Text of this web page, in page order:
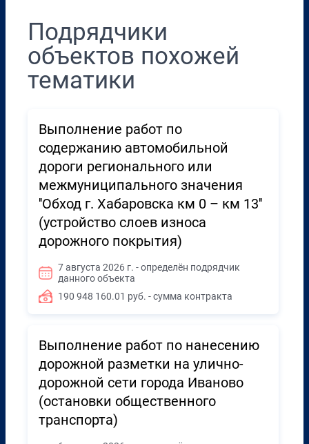
Подрядчики
объектов похожей
тематики
Выполнение работ по
содержанию автомобильной
дороги регионального или
межмуниципального значения
''Обход г. Хабаровска км 0 – км 13''
(устройство слоев износа
дорожного покрытия)
7 августа 2026 г. - определён подрядчик
данного объекта
190 948 160.01 руб. - сумма контракта
Выполнение работ по нанесению
дорожной разметки на улично-
дорожной сети города Иваново
(остановки общественного
транспорта)